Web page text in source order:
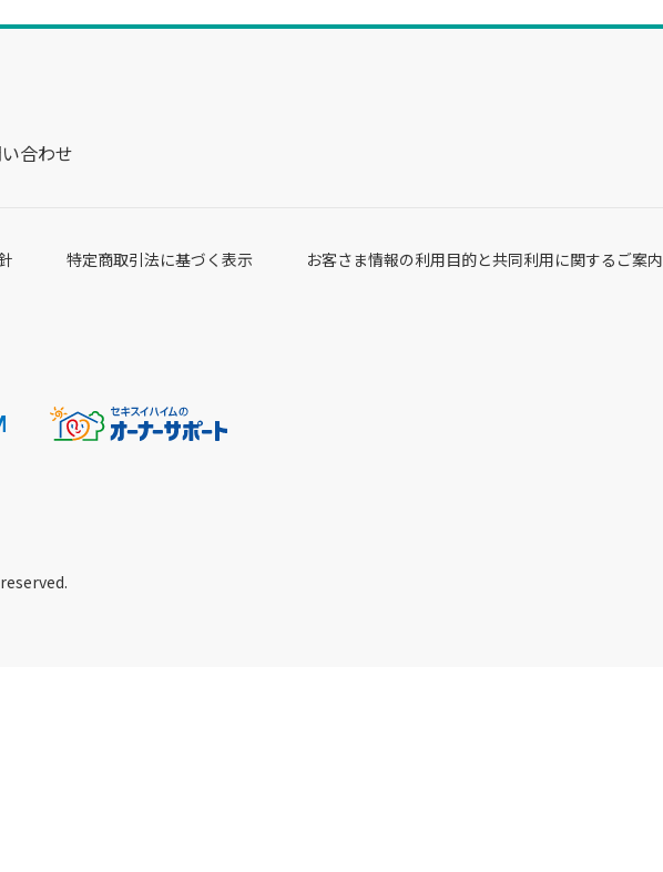
合わせ
特定商取引法に基づく表示 お客さま情報の利用目的と共同利用に関するご案内